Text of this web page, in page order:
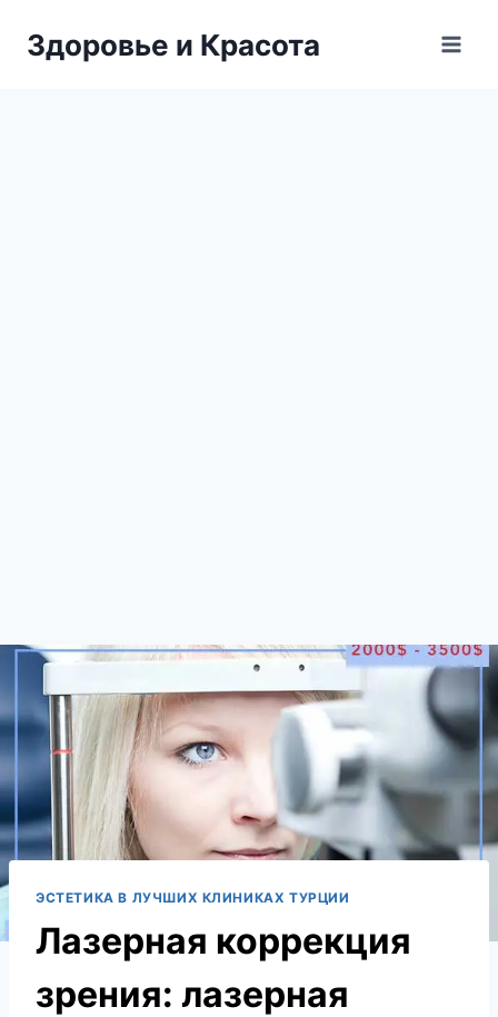
Здоровье и Красота
ЭСТЕТИКА В ЛУЧШИХ КЛИНИКАХ ТУРЦИИ
Лазерная коррекция
зрения: лазерная